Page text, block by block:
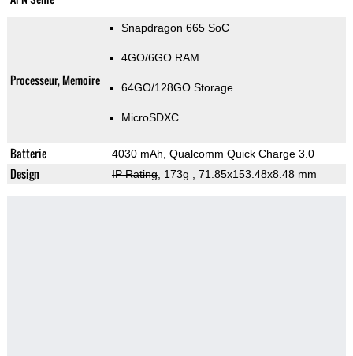
Processeur, Memoire
Snapdragon 665 SoC
4GO/6GO RAM
64GO/128GO Storage
MicroSDXC
Batterie 4030 mAh, Qualcomm Quick Charge 3.0
Design IP Rating, 173g , 71.85x153.48x8.48 mm